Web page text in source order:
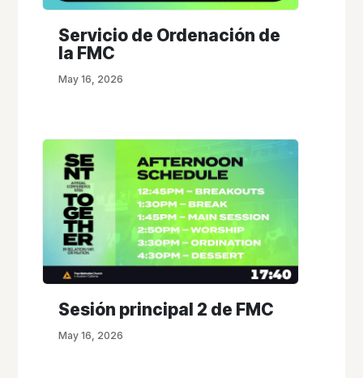
Servicio de Ordenación de
la FMC
May 16, 2026
Sesión principal 2 de FMC
May 16, 2026